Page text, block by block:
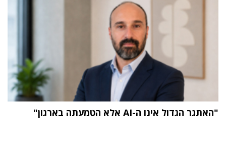
"האתגר הגדול אינו ה-AI אלא הטמעתה בארגון"